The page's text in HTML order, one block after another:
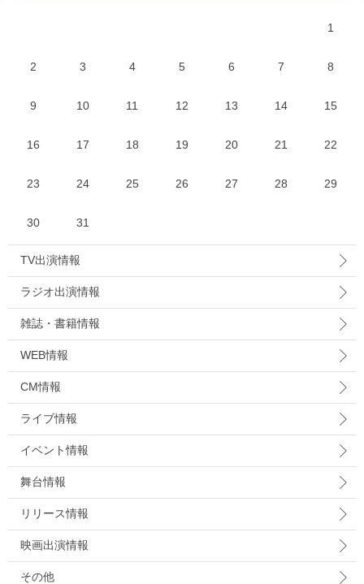
1
2 3 4 5 6 7 8
9 10 11 12 13 14 15
16 17 18 19 20 21 22
23 24 25 26 27 28 29
30 31
TV出演情報
ラジオ出演情報
雑誌・書籍情報
WEB情報
CM情報
ライブ情報
イベント情報
舞台情報
リリース情報
映画出演情報
その他